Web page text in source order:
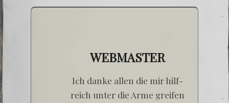
WEBMASTER
Ich dan­ke allen die mir hilf­
reich unter die Arme grei­fen